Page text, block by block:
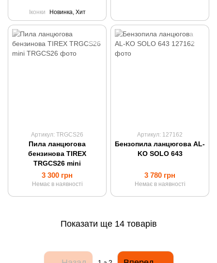
Іконки Новинка, Хит
Артикул: TRGCS26
Пила ланцюгова
бензинова TIREX
TRGCS26 mini
3 300 грн
Немає в наявності
Артикул: 127162
Бензопила ланцюгова AL-
KO SOLO 643
3 780 грн
Немає в наявності
Показати ще 14 товарів